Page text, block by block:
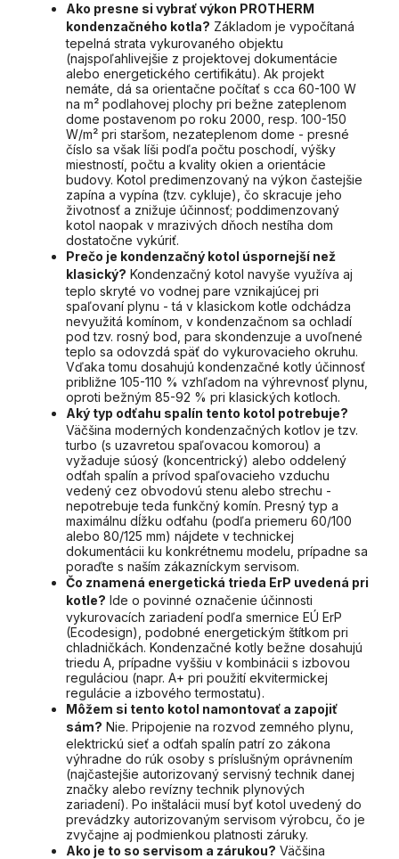
Ako presne si vybrať výkon PROTHERM
kondenzačného kotla? Základom je vypočítaná
tepelná strata vykurovaného objektu
(najspoľahlivejšie z projektovej dokumentácie
alebo energetického certifikátu). Ak projekt
nemáte, dá sa orientačne počítať s cca 60-100 W
na m² podlahovej plochy pri bežne zateplenom
dome postavenom po roku 2000, resp. 100-150
W/m² pri staršom, nezateplenom dome - presné
číslo sa však líši podľa počtu poschodí, výšky
miestností, počtu a kvality okien a orientácie
budovy. Kotol predimenzovaný na výkon častejšie
zapína a vypína (tzv. cykluje), čo skracuje jeho
životnosť a znižuje účinnosť; poddimenzovaný
kotol naopak v mrazivých dňoch nestíha dom
dostatočne vykúriť.
Prečo je kondenzačný kotol úspornejší než
klasický? Kondenzačný kotol navyše využíva aj
teplo skryté vo vodnej pare vznikajúcej pri
spaľovaní plynu - tá v klasickom kotle odchádza
nevyužitá komínom, v kondenzačnom sa ochladí
pod tzv. rosný bod, para skondenzuje a uvoľnené
teplo sa odovzdá späť do vykurovacieho okruhu.
Vďaka tomu dosahujú kondenzačné kotly účinnosť
približne 105-110 % vzhľadom na výhrevnosť plynu,
oproti bežným 85-92 % pri klasických kotloch.
Aký typ odťahu spalín tento kotol potrebuje?
Väčšina moderných kondenzačných kotlov je tzv.
turbo (s uzavretou spaľovacou komorou) a
vyžaduje súosý (koncentrický) alebo oddelený
odťah spalín a prívod spaľovacieho vzduchu
vedený cez obvodovú stenu alebo strechu -
nepotrebuje teda funkčný komín. Presný typ a
maximálnu dĺžku odťahu (podľa priemeru 60/100
alebo 80/125 mm) nájdete v technickej
dokumentácii ku konkrétnemu modelu, prípadne sa
poraďte s naším zákazníckym servisom.
Čo znamená energetická trieda ErP uvedená pri
kotle? Ide o povinné označenie účinnosti
vykurovacích zariadení podľa smernice EÚ ErP
(Ecodesign), podobné energetickým štítkom pri
chladničkách. Kondenzačné kotly bežne dosahujú
triedu A, prípadne vyššiu v kombinácii s izbovou
reguláciou (napr. A+ pri použití ekvitermickej
regulácie a izbového termostatu).
Môžem si tento kotol namontovať a zapojiť
sám? Nie. Pripojenie na rozvod zemného plynu,
elektrickú sieť a odťah spalín patrí zo zákona
výhradne do rúk osoby s príslušným oprávnením
(najčastejšie autorizovaný servisný technik danej
značky alebo revízny technik plynových
zariadení). Po inštalácii musí byť kotol uvedený do
prevádzky autorizovaným servisom výrobcu, čo je
zvyčajne aj podmienkou platnosti záruky.
Ako je to so servisom a zárukou? Väčšina